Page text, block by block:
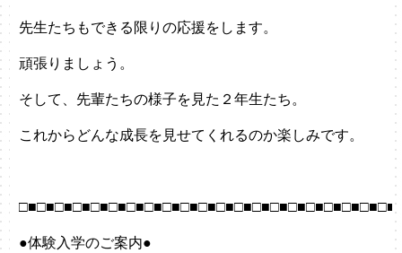
先生たちもできる限りの応援をします。
頑張りましょう。
そして、先輩たちの様子を見た２年生たち。
これからどんな成長を見せてくれるのか楽しみです。
●体験入学のご案内●